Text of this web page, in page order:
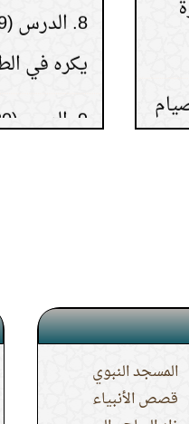
يكره في
9.
ولم يطف
11. الدرس (25) باب صوم يوم
بين الصفا
المسجد النبوي
قصص الأنبياء